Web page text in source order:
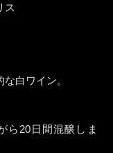
ス
白ワイン。
ら20日間混醸しま